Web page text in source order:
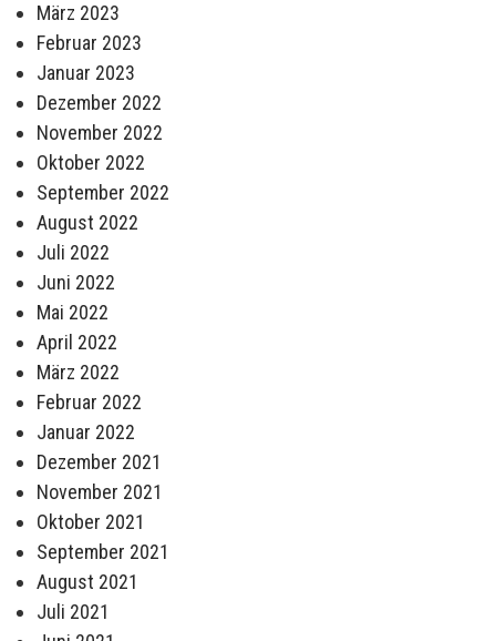
März 2023
Februar 2023
Januar 2023
Dezember 2022
November 2022
Oktober 2022
September 2022
August 2022
Juli 2022
Juni 2022
Mai 2022
April 2022
März 2022
Februar 2022
Januar 2022
Dezember 2021
November 2021
Oktober 2021
September 2021
August 2021
Juli 2021